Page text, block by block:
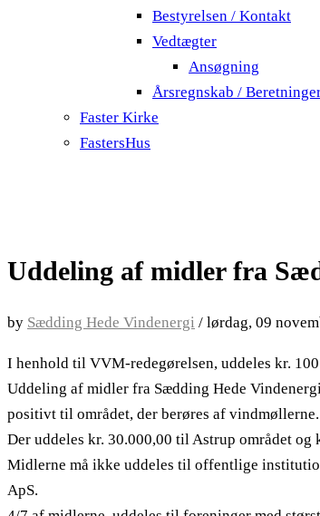
Bestyrelsen / Kontakt
Vedtægter
Ansøgning
Årsregnskab /
Faster Kirke
FastersHus
Uddeling af midler fra
by Sædding Hede Vindenergi / lørdag, 09
I henhold til VVM-redegørelsen, uddeles kr.
Uddeling af midler fra Sædding Hede
positivt til området, der berøres af vindmøllerne.
Der uddeles kr. 30.000,00 til Astrup området
Midlerne må ikke uddeles til offentlige
ApS.